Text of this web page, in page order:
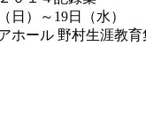
日）～19日（水）
ール 野村生涯教育